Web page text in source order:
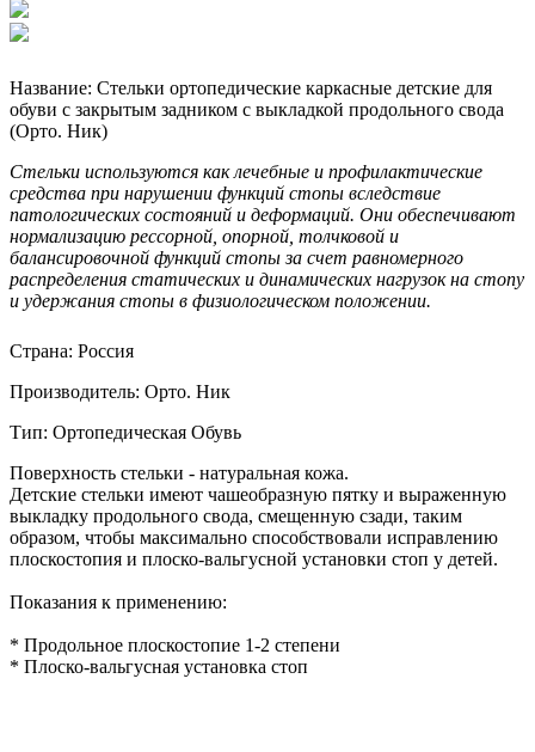
Название: Стельки ортопедические каркасные детские для
обуви с закрытым задником с выкладкой продольного свода
(Орто. Ник)
Стельки используются как лечебные и профилактические
средства при нарушении функций стопы вследствие
патологических состояний и деформаций. Они обеспечивают
нормализацию рессорной, опорной, толчковой и
балансировочной функций стопы за счет равномерного
распределения статических и динамических нагрузок на стопу
и удержания стопы в физиологическом положении.
Страна: Россия
Производитель: Орто. Ник
Тип: Ортопедическая Обувь
Поверхность стельки - натуральная кожа.
Детские стельки имеют чашеобразную пятку и выраженную
выкладку продольного свода, смещенную сзади, таким
образом, чтобы максимально способствовали исправлению
плоскостопия и плоско-вальгусной установки стоп у детей.
Показания к применению:
* Продольное плоскостопие 1-2 степени
* Плоско-вальгусная установка стоп